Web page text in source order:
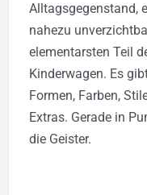
Alltagsgegenstand,
nahezu
elementarsten Teil
Kinderwagen. Es
Formen, Farben,
Extras. Gerade in
die Geister.